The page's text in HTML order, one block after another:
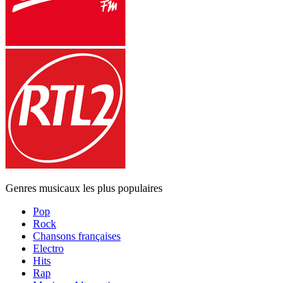
Genres musicaux les plus populaires
Pop
Rock
Chansons françaises
Electro
Hits
Rap